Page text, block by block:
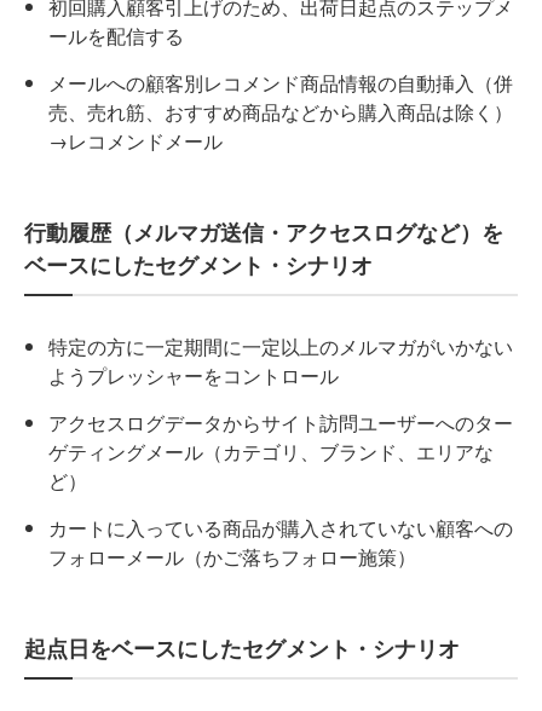
初回購入顧客引上げのため、出荷日起点のステップメ
ールを配信する
メールへの顧客別レコメンド商品情報の自動挿入（併
売、売れ筋、おすすめ商品などから購入商品は除く）
→レコメンドメール
行動履歴（メルマガ送信・アクセスログなど）を
ベースにしたセグメント・シナリオ
特定の方に一定期間に一定以上のメルマガがいかない
ようプレッシャーをコントロール
アクセスログデータからサイト訪問ユーザーへのター
ゲティングメール（カテゴリ、ブランド、エリアな
ど）
カートに入っている商品が購入されていない顧客への
フォローメール（かご落ちフォロー施策）
起点日をベースにしたセグメント・シナリオ